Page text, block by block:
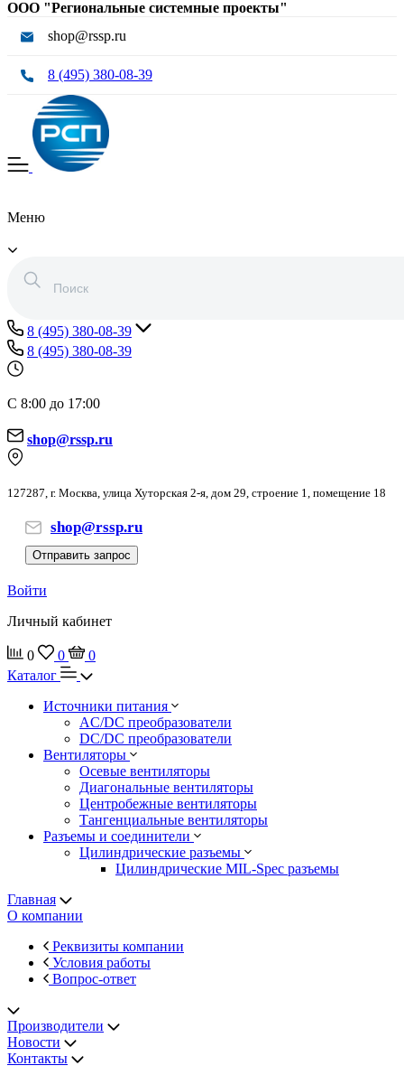
ООО "Региональные системные проекты"
shop@rssp.ru
8 (495) 380-08-39
Меню
8 (495) 380-08-39
8 (495) 380-08-39
С 8:00 до 17:00
shop@rssp.ru
127287, г. Москва, улица Хуторская 2-я, дом 29, строение 1, помещение 18
shop@rssp.ru
Отправить запрос
Войти
Личный кабинет
0 0
0
Каталог
Источники питания
AC/DC преобразователи
DC/DC преобразователи
Вентиляторы
Осевые вентиляторы
Диагональные вентиляторы
Центробежные вентиляторы
Тангенциальные вентиляторы
Разъемы и соединители
Цилиндрические разъемы
Цилиндрические MIL-Spec разъемы
Главная
О компании
Реквизиты компании
Условия работы
Вопрос-ответ
Производители
Новости
Контакты